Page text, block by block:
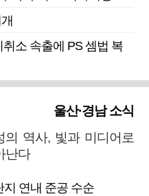
소 속출에 PS 셈법 복
울산·경남 소식
의 역사, 빛과 미디어로
난다
지 연내 준공 수순